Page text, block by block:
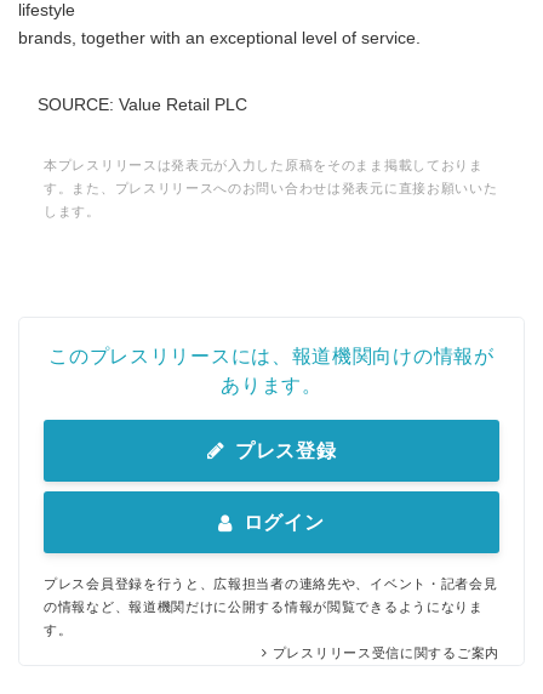
lifestyle
brands, together with an exceptional level of service.
SOURCE: Value Retail PLC
本プレスリリースは発表元が入力した原稿をそのまま掲載しておりま
す。また、プレスリリースへのお問い合わせは発表元に直接お願いいた
します。
このプレスリリースには、報道機関向けの情報が
あります。
プレス登録
ログイン
プレス会員登録を行うと、広報担当者の連絡先や、イベント・記者会見
の情報など、報道機関だけに公開する情報が閲覧できるようになりま
す。
プレスリリース受信に関するご案内